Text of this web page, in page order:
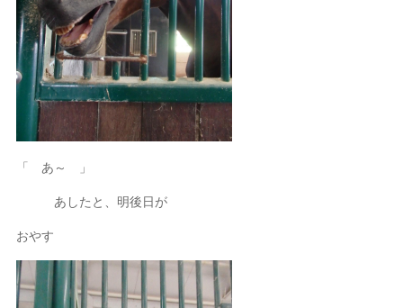
「 あ～ 」
あしたと、明後日が
おやす